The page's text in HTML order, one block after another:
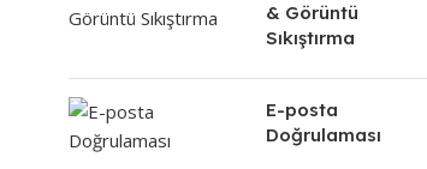
& Görüntü
Sıkıştırma
E-posta
Doğrulaması